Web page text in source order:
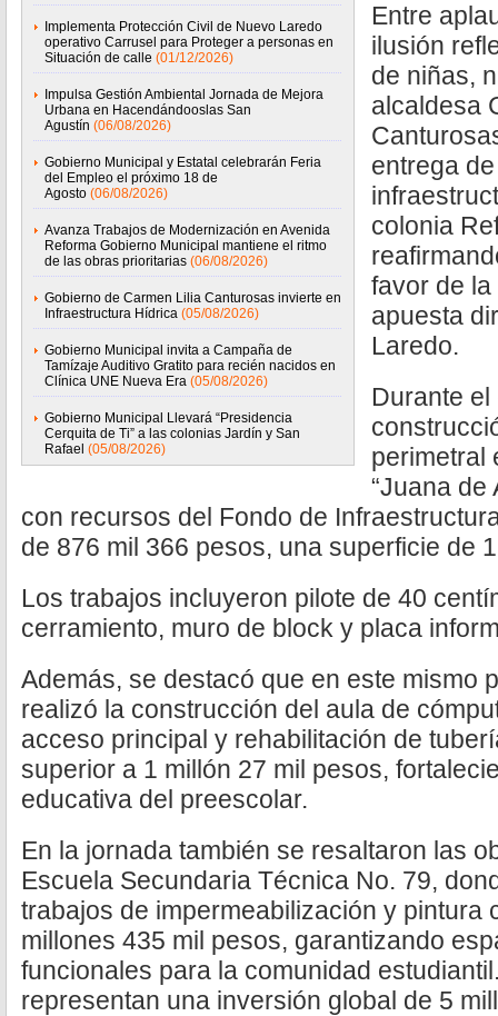
Implementa Protección Civil de Nuevo Laredo
operativo Carrusel para Proteger a personas en
Situación de calle (01/12/2026)
Impulsa Gestión Ambiental Jornada de Mejora
Urbana en Hacendándooslas San
Agustín (06/08/2026)
Gobierno Municipal y Estatal celebrarán Feria
del Empleo el próximo 18 de
Agosto (06/08/2026)
Avanza Trabajos de Modernización en Avenida
Reforma Gobierno Municipal mantiene el ritmo
de las obras prioritarias (06/08/2026)
Gobierno de Carmen Lilia Canturosas invierte en
Infraestructura Hídrica (05/08/2026)
Gobierno Municipal invita a Campaña de
Tamízaje Auditivo Gratito para recién nacidos en
Clínica UNE Nueva Era (05/08/2026)
Gobierno Municipal Llevará “Presidencia
Cerquita de Ti” a las colonias Jardín y San
Rafael (05/08/2026)
Entre
ilusión
de niñas,
alcaldesa
entrega
colonia
favor de
apuesta
Laredo.
Durante
perimetral
“Juana de
con recursos del Fondo de
de 876 mil 366 pesos, una superficie de
Los trabajos incluyeron pilote de 40
cerramiento, muro de block y placa
Además, se destacó que en este mismo
realizó la construcción del aula de
acceso principal y rehabilitación de
superior a 1 millón 27 mil pesos,
educativa del preescolar.
En la jornada también se resaltaron las
Escuela Secundaria Técnica No. 79,
trabajos de impermeabilización y pintura
millones 435 mil pesos, garantizando
funcionales para la comunidad
representan una inversión global de 5